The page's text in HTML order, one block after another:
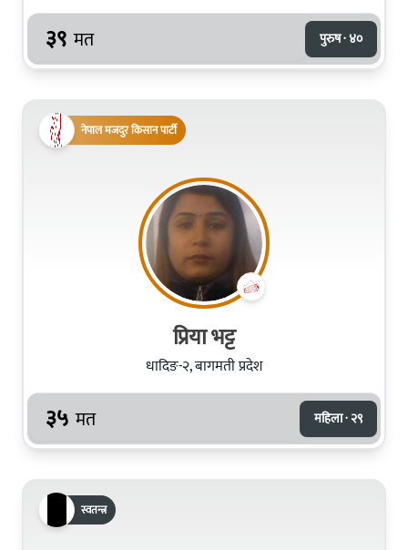
३९ मत पुरुष · ४०
नेपाल मजदुर किसान पार्टी
प्रिया भट्ट
धादिङ-२, बागमती प्रदेश
३५ मत महिला · २९
स्वतन्त्र